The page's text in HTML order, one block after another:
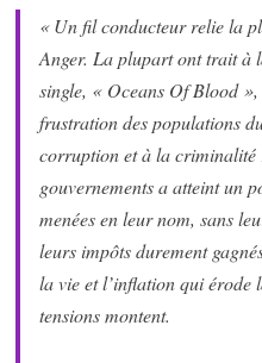
« Un fil conducteur relie la
Anger. La plupart ont trait à
single, « Oceans Of Blood
frustration des populations
corruption et à la criminalité
gouvernements a atteint un
menées en leur nom, sans
leurs impôts durement
la vie et l’inflation qui érode
tensions montent.